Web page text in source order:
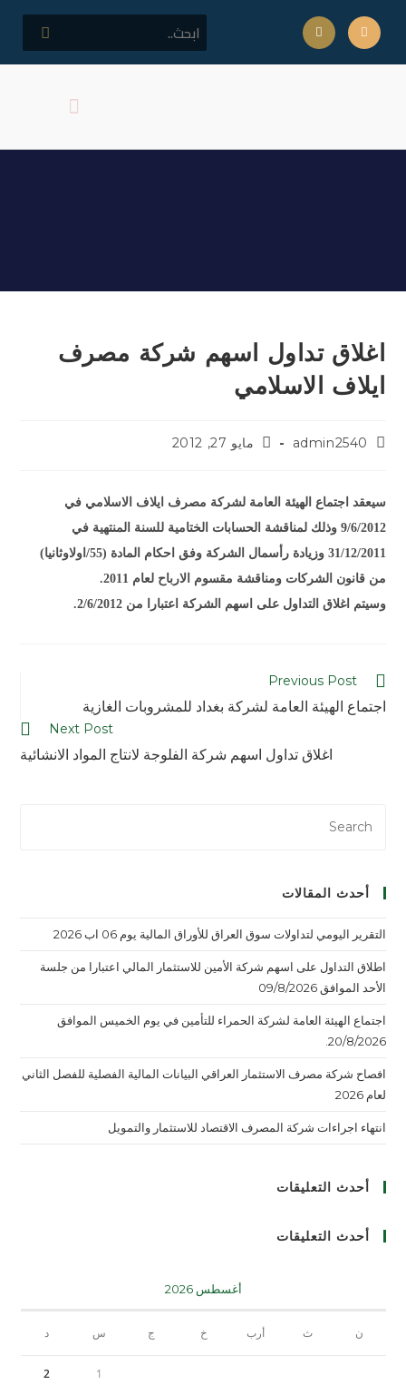
اغلاق تداول اسهم شركة مصرف
ايلاف الاسلامي
admin2540 مايو 27, 2012
سيعقد اجتماع الهيئة العامة لشركة مصرف ايلاف الاسلامي في
9/6/2012 وذلك لمناقشة الحسابات الختامية للسنة المنتهية في
31/12/2011 وزيادة رأسمال الشركة وفق احكام المادة (55/اولاوثانيا)
من قانون الشركات ومناقشة مقسوم الارباح لعام 2011.
وسيتم اغلاق التداول على اسهم الشركة اعتبارا من 2/6/2012.
Previous Post
اجتماع الهيئة العامة لشركة بغداد للمشروبات الغازية
Next Post
اغلاق تداول اسهم شركة الفلوجة لانتاج المواد الانشائية
أحدث المقالات
التقرير اليومي لتداولات سوق العراق للأوراق المالية يوم 06 اب 2026
اطلاق التداول على اسهم شركة الأمين للاستثمار المالي اعتبارا من جلسة
الأحد الموافق 09/8/2026
اجتماع الهيئة العامة لشركة الحمراء للتأمين في يوم الخميس الموافق
20/8/2026.
افصاح شركة مصرف الاستثمار العراقي البيانات المالية الفصلية للفصل الثاني
لعام 2026
انتهاء اجراءات شركة المصرف الاقتصاد للاستثمار والتمويل
أحدث التعليقات
أحدث التعليقات
أغسطس 2026
ن ث أرب خ ج س د
1
2